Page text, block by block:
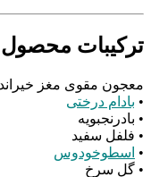
ترکیبات محصول
معجون مقوی مغز
• بادام درختی
• بادرنجبویه
• فلفل سفید
• اسطوخودوس
• گل سرخ